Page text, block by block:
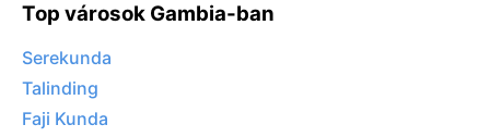
Top városok Gambia-ban
Serekunda
Talinding
Faji Kunda